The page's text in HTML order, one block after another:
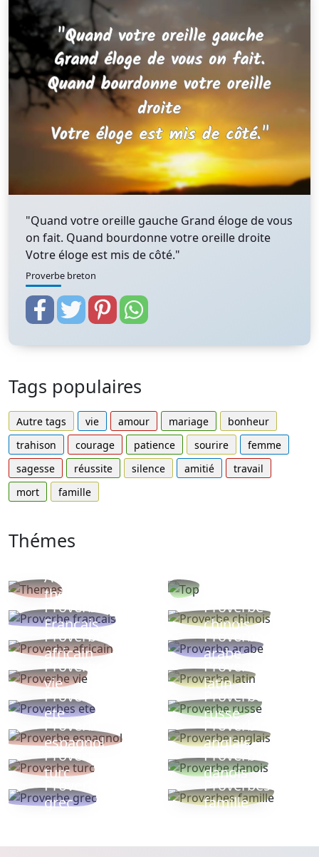
"Quand votre oreille gauche Grand éloge de vous
on fait. Quand bourdonne votre oreille droite
Votre éloge est mis de côté."
Proverbe breton
Tags populaires
Autre tags vie amour mariage
bonheur
trahison
courage patience sourire
femme
sagesse
réussite silence amitié
travail
mort
famille
Thémes
Autres
thèmes
Proverbe
Français
Proverbe
chinois
Proverbe
africain
Proverbe
arabe
Proverbe
vie
Proverbe
latin
Proverbes
ete
Proverbe
russe
Proverbe
espagnol
Proverbe
anglais
Proverbe
turc
Proverbe
danois
Proverbe
grec
Proverbes
famille